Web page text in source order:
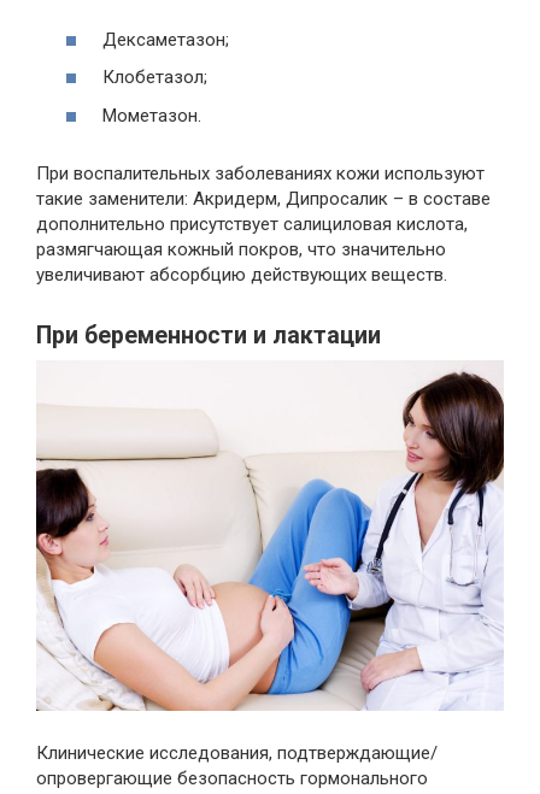
Дексаметазон;
Клобетазол;
Мометазон.
При воспалительных заболеваниях кожи используют
такие заменители: Акридерм, Дипросалик – в составе
дополнительно присутствует салициловая кислота,
размягчающая кожный покров, что значительно
увеличивают абсорбцию действующих веществ.
При беременности и лактации
Клинические исследования, подтверждающие/
опровергающие безопасность гормонального